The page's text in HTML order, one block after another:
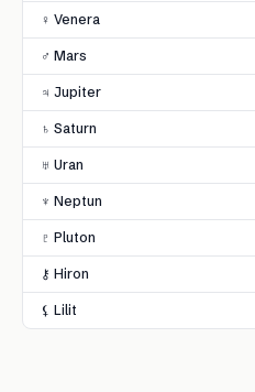
♀ Venera
♂ Mars
♃ Jupiter
♄ Saturn
♅ Uran
♆ Neptun
♇ Pluton
⚷ Hiron
⚸ Lilit